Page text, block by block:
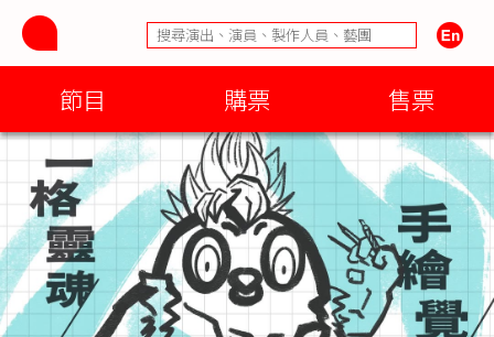
節目 購票 售票